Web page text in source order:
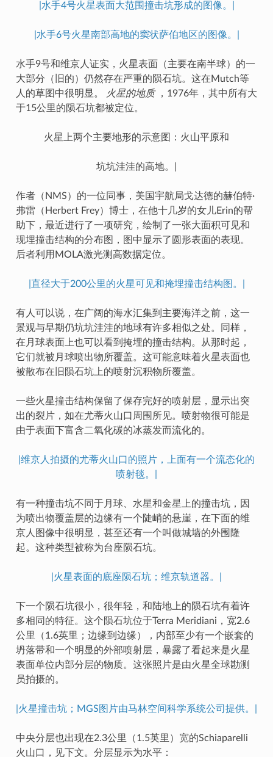
|水手4号火星表面大范围撞击坑形成的图像。|
|水手6号火星南部高地的窦状萨伯地区的图像。|
水手9号和维京人证实，火星表面（主要在南半球）的一
大部分（旧的）仍然存在严重的陨石坑。这在Mutch等
人的草图中很明显。
火星的地质，1976年，其中所有大
于15公里的陨石坑都被定位。
火星上两个主要地形的示意图：火山平原和
坑坑洼洼的高地。|
作者（NMS）的一位同事，美国宇航局戈达德的赫伯特·
弗雷（Herbert Frey）博士，在他十几岁的女儿Erin的帮
助下，最近进行了一项研究，绘制了一张大面积可见和
现埋撞击结构的分布图，图中显示了圆形表面的表现。
后者利用MOLA激光测高数据定位。
|直径大于200公里的火星可见和掩埋撞击结构图。|
有人可以说，在广阔的海水汇集到主要海洋之前，这一
景观与早期仍坑坑洼洼的地球有许多相似之处。同样，
在月球表面上也可以看到掩埋的撞击结构。从那时起，
它们就被月球喷出物所覆盖。这可能意味着火星表面也
被散布在旧陨石坑上的喷射沉积物所覆盖。
一些火星撞击结构保留了保存完好的喷射层，显示出突
出的裂片，如在尤蒂火山口周围所见。喷射物很可能是
由于表面下富含二氧化碳的冰蒸发而流化的。
|维京人拍摄的尤蒂火山口的照片，上面有一个流态化的
喷射毯。|
有一种撞击坑不同于月球、水星和金星上的撞击坑，因
为喷出物覆盖层的边缘有一个陡峭的悬崖，在下面的维
京人图像中很明显，甚至还有一个叫做城墙的外围隆
起。这种类型被称为台座陨石坑。
|火星表面的底座陨石坑；维京轨道器。|
下一个陨石坑很小，很年轻，和陆地上的陨石坑有着许
多相同的特征。这个陨石坑位于Terra Meridiani，宽2.6
公里（1.6英里；边缘到边缘），内部至少有一个嵌套的
坍落带和一个明显的外部喷射层，暴露了看起来是火星
表面单位内部分层的物质。这张照片是由火星全球勘测
员拍摄的。
|火星撞击坑；MGS图片由马林空间科学系统公司提供。|
中央分层也出现在2.3公里（1.5英里）宽的Schiaparelli
火山口，见下文。分层显示为水平：